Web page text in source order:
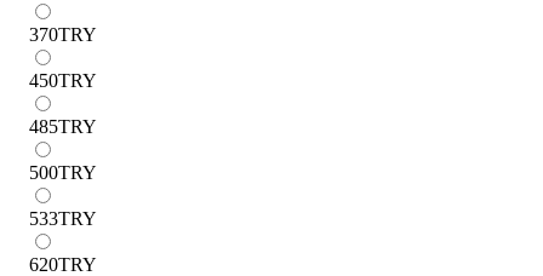
370TRY
450TRY
485TRY
500TRY
533TRY
620TRY